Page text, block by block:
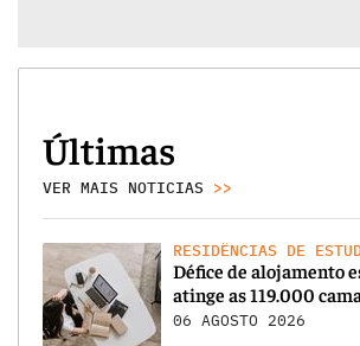
Últimas
VER MAIS NOTICIAS >>
RESIDÊNCIAS DE
Défice de alojamento
atinge as 119.000
06 AGOSTO 2026